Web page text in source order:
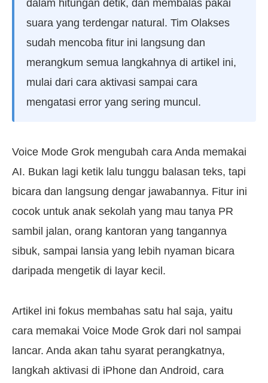
dalam hitungan detik, dan membalas pakai
suara yang terdengar natural. Tim Olakses
sudah mencoba fitur ini langsung dan
merangkum semua langkahnya di artikel ini,
mulai dari cara aktivasi sampai cara
mengatasi error yang sering muncul.
Voice Mode Grok mengubah cara Anda memakai
AI. Bukan lagi ketik lalu tunggu balasan teks, tapi
bicara dan langsung dengar jawabannya. Fitur ini
cocok untuk anak sekolah yang mau tanya PR
sambil jalan, orang kantoran yang tangannya
sibuk, sampai lansia yang lebih nyaman bicara
daripada mengetik di layar kecil.
Artikel ini fokus membahas satu hal saja, yaitu
cara memakai Voice Mode Grok dari nol sampai
lancar. Anda akan tahu syarat perangkatnya,
langkah aktivasi di iPhone dan Android, cara